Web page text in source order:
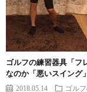
ゴルフの練習器具「フ
なのか「悪いスイング
2018.05.14 ゴル